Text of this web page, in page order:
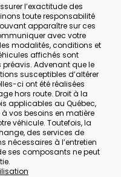
l’exactitude des
toute responsabilité
apparaître sur ces
avec votre
modalités, conditions et
affichés sont
Advenant que le
susceptibles d’altérer
ci ont été réalisées
hors route. Droit à la
applicables au Québec,
vos besoins en matière
véhicule. Toutefois, la
des services de
nécessaires à l’entretien
ses composants ne peut